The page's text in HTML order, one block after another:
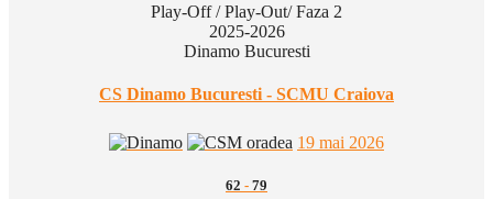
Play-Off / Play-Out/ Faza 2
2025-2026
Dinamo Bucuresti
CS Dinamo Bucuresti - SCMU Craiova
19 mai 2026
62 - 79